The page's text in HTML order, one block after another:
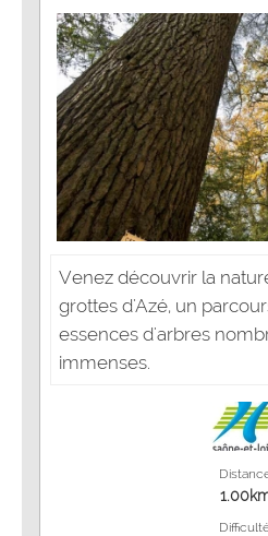
Venez découvrir la
grottes d'Azé, un
essences d'arbres
immenses.